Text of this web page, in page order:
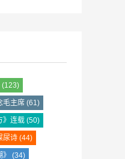
(123)
毛主席 (61)
》连载 (50)
尿诗 (44)
(34)